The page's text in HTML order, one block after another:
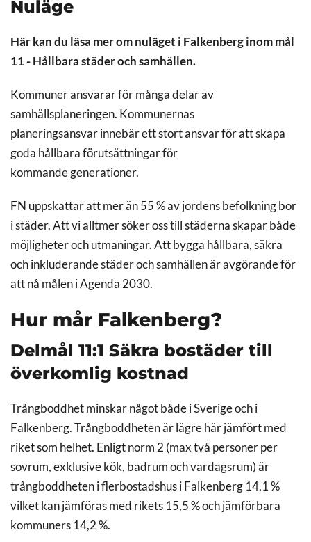
Nuläge
Här kan du läsa mer om nuläget i Falkenberg inom mål
11 - Hållbara städer och samhällen.
Kommuner ansvarar för många delar av
samhällsplaneringen. Kommunernas
planeringsansvar innebär ett stort ansvar för att skapa
goda hållbara förutsättningar för
kommande generationer.
FN uppskattar att mer än 55 % av jordens befolkning bor
i städer. Att vi alltmer söker oss till städerna skapar både
möjligheter och utmaningar. Att bygga hållbara, säkra
och inkluderande städer och samhällen är avgörande för
att nå målen i Agenda 2030.
Hur mår Falkenberg?
Delmål 11:1 Säkra bostäder till
överkomlig kostnad
Trångboddhet minskar något både i Sverige och i
Falkenberg. Trångboddheten är lägre här jämfört med
riket som helhet. Enligt norm 2 (max två personer per
sovrum, exklusive kök, badrum och vardagsrum) är
trångboddheten i flerbostadshus i Falkenberg 14,1 %
vilket kan jämföras med rikets 15,5 % och jämförbara
kommuners 14,2 %.